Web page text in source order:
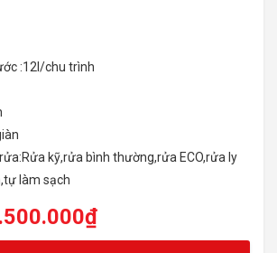
:12l/chu trình
kỹ,rửa bình thường,rửa ECO,rửa ly
làm sạch
₫